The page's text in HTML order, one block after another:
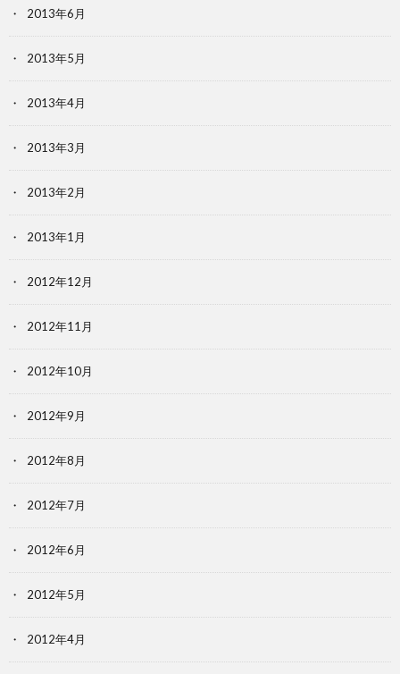
2013年6月
2013年5月
2013年4月
2013年3月
2013年2月
2013年1月
2012年12月
2012年11月
2012年10月
2012年9月
2012年8月
2012年7月
2012年6月
2012年5月
2012年4月